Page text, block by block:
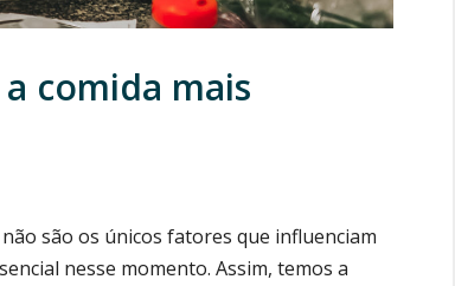
comida mais
são os únicos fatores que influenciam
nesse momento. Assim, temos a